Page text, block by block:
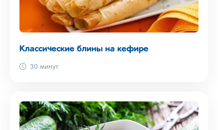
Классические блины на кефире
30 минут